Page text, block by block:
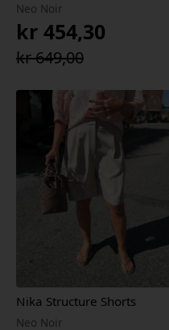
Neo Noir
kr649,00
Opprinnelig
var:
kr 649,00.
kr 454,30
Nåværende
kr 454,30.
Nika Structure Shorts
Neo Noir